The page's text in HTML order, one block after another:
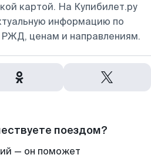
картой. На Купибилет.ру
информацию по
ценам и направлениям.
поездом?
— он поможет